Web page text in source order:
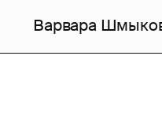
Варвара